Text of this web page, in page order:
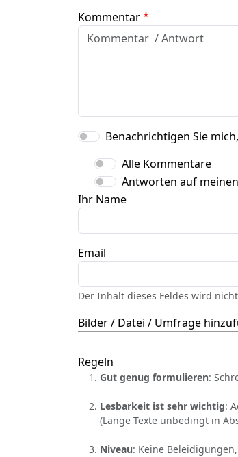
Kommentar
Benachrichtigen Sie
Alle Kommentare
Antworten auf
Ihr Name
Email
Der Inhalt dieses Feldes wird
Bilder / Datei / Umfrage
Regeln
Gut genug formulieren:
Lesbarkeit ist sehr wichtig:
(Lange Texte unbedingt in
Niveau: Keine